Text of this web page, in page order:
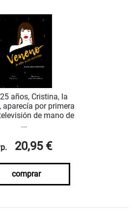
años, Cristina, la
aparecía por primera
de mano de
...
20,95 €
comprar